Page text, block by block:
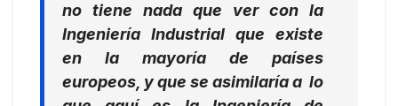
no tiene nada que ver con la
Ingeniería Industrial que existe
en la mayoría de países
europeos, y que se asimilaría a lo